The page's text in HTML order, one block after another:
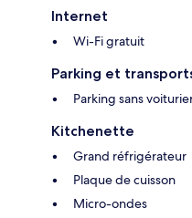
Internet
Wi-Fi gratuit
Parking et
Parking sans
Kitchenette
Grand réfrigérateur
Plaque de cuisson
Micro-ondes